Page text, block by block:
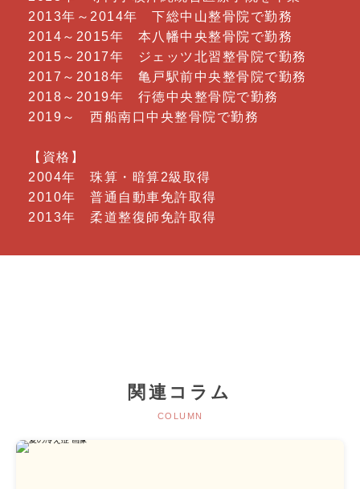
2013年～2014年 下総中山整骨院で勤務
2014～2015年 本八幡中央整骨院で勤務
2015～2017年 ジェッツ北習整骨院で勤務
2017～2018年 亀戸駅前中央整骨院で勤務
2018～2019年 行徳中央整骨院で勤務
2019～ 西船南口中央整骨院で勤務
【資格】
2004年 珠算・暗算2級取得
2010年 普通自動車免許取得
2013年 柔道整復師免許取得
関連コラム
COLUMN